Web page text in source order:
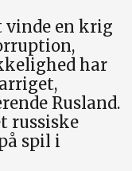
vinde en krig
har
Rusland.
russiske
spil i